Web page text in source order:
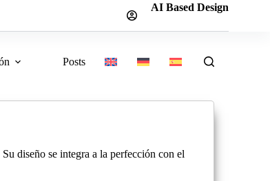
AI Based Design
Posts
diseño se integra a la perfección con el